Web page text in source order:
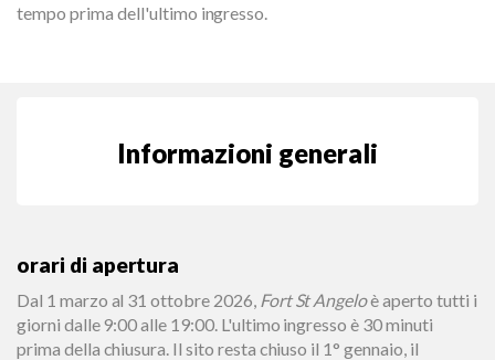
tempo prima dell'ultimo ingresso.
Informazioni generali
orari di apertura
Dal 1 marzo al 31 ottobre 2026, Fort St Angeloè aperto tutti i
giorni dalle 9:00 alle 19:00. L'ultimo ingresso è 30 minuti
prima della chiusura. Il sito resta chiuso il 1° gennaio, il